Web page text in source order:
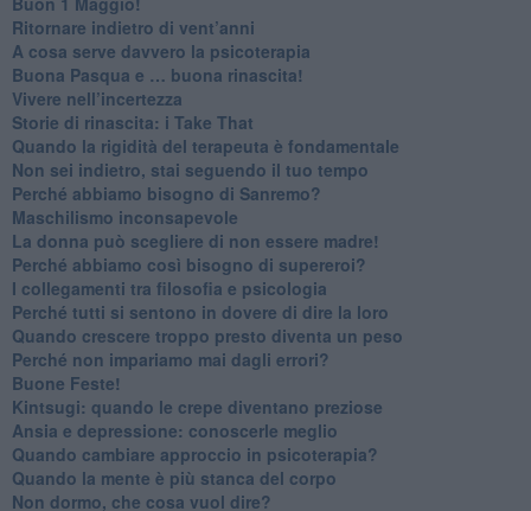
Ritornare indietro di vent’anni
​A cosa serve davvero la psicoterapia
​Buona Pasqua e … buona rinascita!
​Vivere nell’incertezza
​Storie di rinascita: i Take That
​Quando la rigidità del terapeuta è fondamentale
​Non sei indietro, stai seguendo il tuo tempo
​Perché abbiamo bisogno di Sanremo?
​Maschilismo inconsapevole
​La donna può scegliere di non essere madre!
​Perché abbiamo così bisogno di supereroi?
​I collegamenti tra filosofia e psicologia
​Perché tutti si sentono in dovere di dire la loro
​Quando crescere troppo presto diventa un peso
​Perché non impariamo mai dagli errori?
​Buone Feste!
​Kintsugi: quando le crepe diventano preziose
Ansia e depressione: conoscerle meglio
Quando cambiare approccio in psicoterapia?
​Quando la mente è più stanca del corpo
Non dormo, che cosa vuol dire?